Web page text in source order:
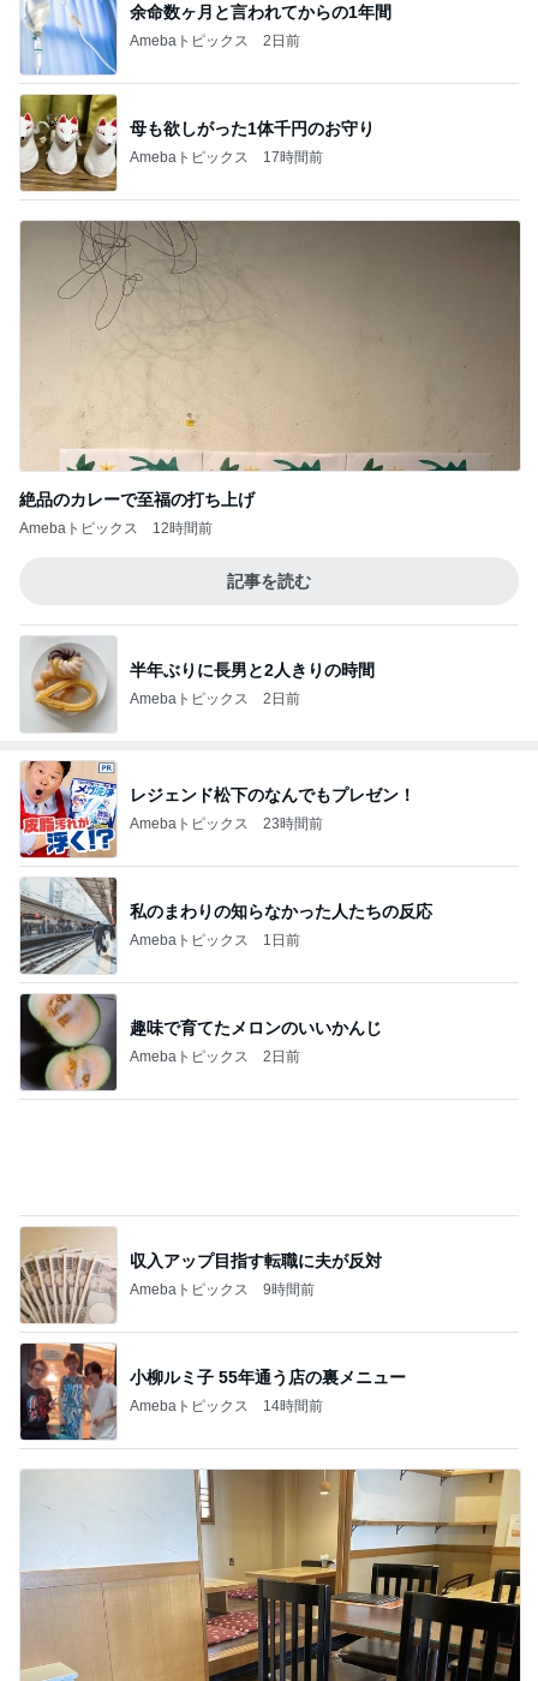
余命数ヶ月と言われてからの1年間
Amebaトピックス 2日前
母も欲しがった1体千円のお守り
Amebaトピックス 17時間前
絶品のカレーで至福の打ち上げ
Amebaトピックス 12時間前
記事を読む
半年ぶりに長男と2人きりの時間
Amebaトピックス 2日前
レジェンド松下のなんでもプレゼン！
Amebaトピックス 23時間前
私のまわりの知らなかった人たちの反応
Amebaトピックス 1日前
趣味で育てたメロンのいいかんじ
Amebaトピックス 2日前
小柳ルミ子 55年通う店の裏メニュー
Amebaトピックス 14時間前
鶏肉の旨みとコクのスープカレー
Amebaトピックス